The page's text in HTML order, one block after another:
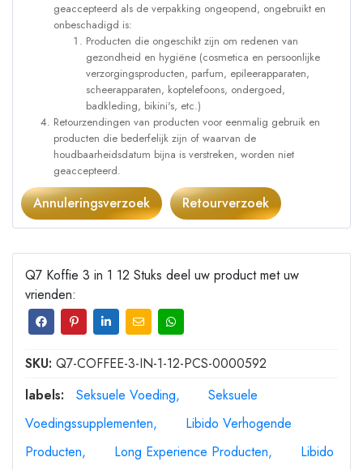
geaccepteerd als de verpakking ongeopend, ongebruikt en
onbeschadigd is:
Producten die ongeschikt zijn om redenen van
gezondheid en hygiëne (cosmetica en persoonlijke
verzorgingsproducten, parfum, epileerapparaten,
scheerapparaten, koptelefoons, ondergoed,
badkleding, bikini's, etc.)
Retourzendingen van producten voor eenmalig gebruik en
producten die bederfelijk zijn of waarvan de
houdbaarheidsdatum bijna is verstreken, worden niet
geaccepteerd.
Annuleringsverzoek Retourverzoek
Q7 Koffie 3 in 1 12 Stuks deel uw product met uw
vrienden:
SKU: Q7-COFFEE-3-IN-1-12-PCS-0000592
labels:
Seksuele Voeding
Seksuele
Voedingssupplementen
Libido Verhogende
Producten
Long Experience Producten
Libido